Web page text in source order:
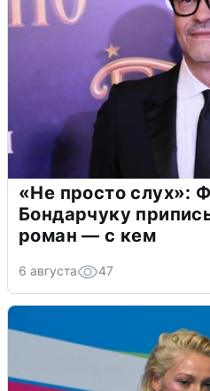
«Не просто слух»:
Бондарчуку
роман — с кем
6 августа 47